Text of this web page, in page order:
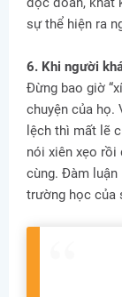
sự thể hiện ra
6. Khi người
Đừng bao giờ
chuyện của họ.
lệch thì mất lẽ
nói xiên xẹo rồi
cùng. Đàm luận
trường học của